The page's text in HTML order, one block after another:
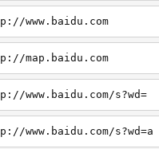
www.baidu.com
map.baidu.com
www.baidu.com/s?wd=
www.baidu.com/s?wd=a